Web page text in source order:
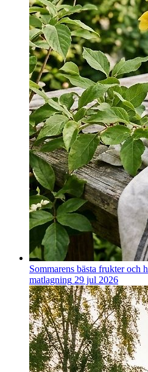
Sommarens bästa frukter och
matlagning 29 jul 2026